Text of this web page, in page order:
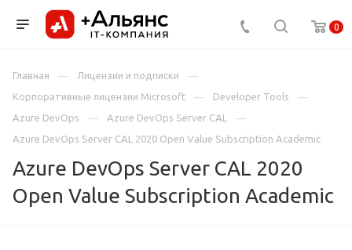
0
Главная
Лицензии и подписки
Корпоративные лицензии Microsoft
Developer Tools
Azure DevOps
Azure DevOps Server CAL
Azure DevOps Server CAL 2020 Open Value Subscription Academic
Azure DevOps Server CAL 2020
Open Value Subscription Academic